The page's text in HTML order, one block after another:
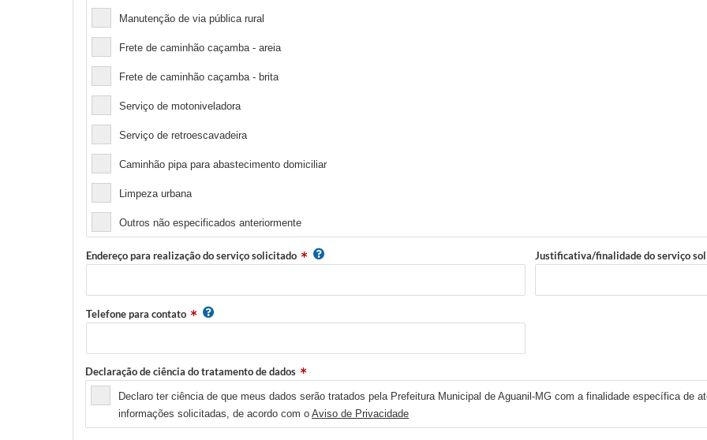
Manutenção de via pública rural
Frete de caminhão caçamba - areia
Frete de caminhão caçamba - brita
Serviço de motoniveladora
Serviço de retroescavadeira
Caminhão pipa para abastecimento domiciliar
Limpeza urbana
Outros não especificados anteriormente
Endereço para realização do serviço solicitado Justificativa/finalidade do serviço
Telefone para contato
Declaração de ciência do tratamento de dados
Declaro ter ciência de que meus dados serão tratados pela Prefeitura Municipal de Aguanil-MG com a finalidade específica de
informações solicitadas, de acordo com o Aviso de Privacidade